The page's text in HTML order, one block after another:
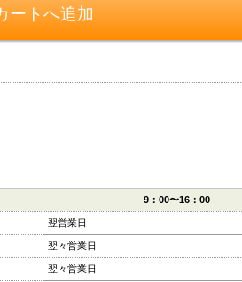
9：00〜16：00
翌営業日
翌々営業日
翌々営業日